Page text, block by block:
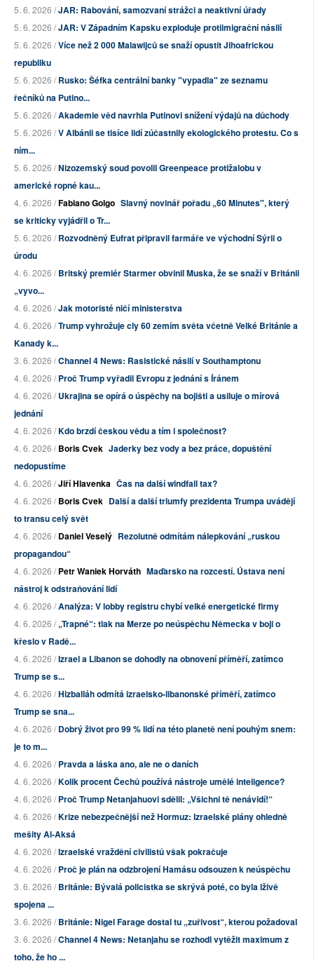
5. 6. 2026 /JAR: Rabování, samozvaní strážci a neaktivní úřady
5. 6. 2026 /JAR: V Západním Kapsku exploduje protiimigrační násilí
5. 6. 2026 /Více než 2 000 Malawijců se snaží opustit Jihoafrickou
republiku
5. 6. 2026 /Rusko: Šéfka centrální banky "vypadla" ze seznamu
řečníků na Putino...
5. 6. 2026 /Akademie věd navrhla Putinovi snížení výdajů na důchody
5. 6. 2026 /V Albánii se tisíce lidí zúčastnily ekologického protestu. Co s
ním...
5. 6. 2026 /Nizozemský soud povolil Greenpeace protižalobu v
americké ropné kau...
4. 6. 2026 /Fabiano Golgo Slavný novinář pořadu „60 Minutes", který
se kriticky vyjádřil o Tr...
5. 6. 2026 /Rozvodněný Eufrat připravil farmáře ve východní Sýrii o
úrodu
4. 6. 2026 /Britský premiér Starmer obvinil Muska, že se snaží v Británii
„vyvo...
4. 6. 2026 /Jak motoristé ničí ministerstva
4. 6. 2026 /Trump vyhrožuje cly 60 zemím světa včetně Velké Británie a
Kanady k...
3. 6. 2026 /Channel 4 News: Rasistické násilí v Southamptonu
4. 6. 2026 /Proč Trump vyřadil Evropu z jednání s Íránem
4. 6. 2026 /Ukrajina se opírá o úspěchy na bojišti a usiluje o mírová
jednání
4. 6. 2026 /Kdo brzdí českou vědu a tím i společnost?
4. 6. 2026 /Boris Cvek Jaderky bez vody a bez práce, dopuštění
nedopustíme
4. 6. 2026 /Jiří Hlavenka Čas na další windfall tax?
4. 6. 2026 /Boris Cvek Další a další triumfy prezidenta Trumpa uvádějí
to transu celý svět
4. 6. 2026 /Daniel Veselý Rezolutně odmítám nálepkování „ruskou
propagandou“
4. 6. 2026 /Petr Waniek Horváth Maďarsko na rozcestí. Ústava není
nástroj k odstraňování lidí
4. 6. 2026 /Analýza: V lobby registru chybí velké energetické firmy
4. 6. 2026 /„Trapné“: tlak na Merze po neúspěchu Německa v boji o
křeslo v Radě...
4. 6. 2026 /Izrael a Libanon se dohodly na obnovení příměří, zatímco
Trump se s...
4. 6. 2026 /Hizballáh odmítá izraelsko-libanonské příměří, zatímco
Trump se sna...
4. 6. 2026 /Dobrý život pro 99 % lidí na této planetě není pouhým snem:
je to m...
4. 6. 2026 /Pravda a láska ano, ale ne o daních
4. 6. 2026 /Kolik procent Čechů používá nástroje umělé inteligence?
4. 6. 2026 /Proč Trump Netanjahuovi sdělil: „Všichni tě nenávidí!“
4. 6. 2026 /Krize nebezpečnější než Hormuz: Izraelské plány ohledně
mešity Al-Aksá
4. 6. 2026 /Izraelské vraždění civilistů však pokračuje
4. 6. 2026 /Proč je plán na odzbrojení Hamásu odsouzen k neúspěchu
3. 6. 2026 /Británie: Bývalá policistka se skrývá poté, co byla lživě
spojena ...
3. 6. 2026 /Británie: Nigel Farage dostal tu „zuřivost“, kterou požadoval
3. 6. 2026 /Channel 4 News: Netanjahu se rozhodl vytěžit maximum z
toho, že ho ...